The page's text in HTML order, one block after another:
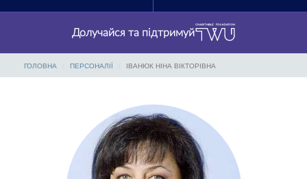
Долучайся та підтримуй
ГОЛОВНА ПЕРСОНАЛІЇ ІВАНЮК НІНА ВІКТОРІВНА